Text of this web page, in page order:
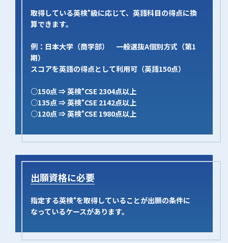
取得している英検®級に応じて、英語科目の得点に換
算できます。
例：日本大学（商学部） 一般選抜A個別方式（第1
期）
スコアを英語の得点として利用可（英語150点）
○150点 ⇒ 英検®CSE 2304点以上
○135点 ⇒ 英検®CSE 2142点以上
○120点 ⇒ 英検®CSE 1980点以上
出願資格に必要
指定する英検®を取得していることが出願の条件に
なっているケースがあります。